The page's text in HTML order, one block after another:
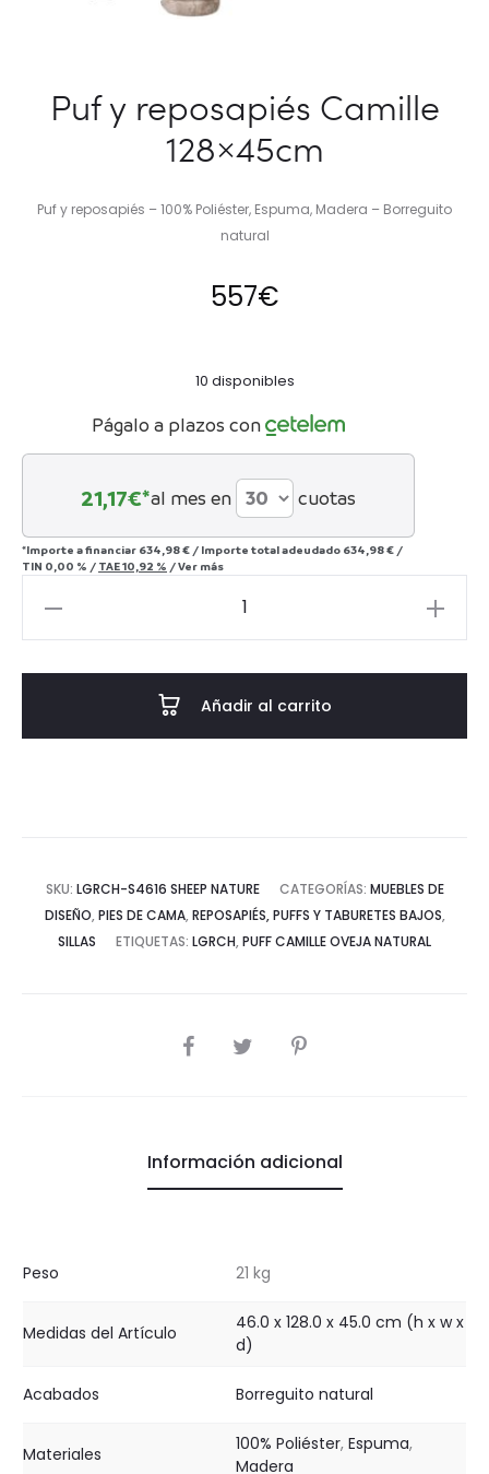
Puf y reposapiés Camille
128×45cm
Puf y reposapiés – 100% Poliéster, Espuma, Madera – Borreguito
natural
557€
10 disponibles
Págalo a plazos con
21,17€*al mes en cuotas
*Importe a financiar 634,98 € / Importe total adeudado 634,98 € /
TIN 0,00 % / TAE10,92 % /Ver más
Añadir al carrito
SKU: LGRCH-S4616 SHEEP NATURE CATEGORÍAS: MUEBLES DE
DISEÑO, PIES DE CAMA, REPOSAPIÉS, PUFFS Y TABURETES BAJOS,
SILLAS
ETIQUETAS: LGRCH, PUFF CAMILLE OVEJA NATURAL
COMPARTIR
Información adicional
Peso 21 kg
Medidas del Artículo
46.0 x 128.0 x 45.0 cm (h x w x
d)
Acabados Borreguito natural
Materiales 100% Poliéster, Espuma,
Madera